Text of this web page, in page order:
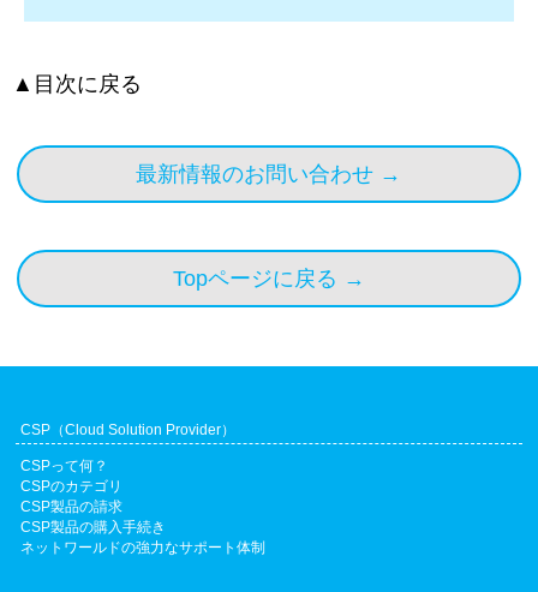
施しました。
以下内容を体験いただきました。
PDF資料に基づくPowerPoint資料の生成
Excelでのデータ分析支援
Teams会議内容の要約やアクション整理
日常業務に即したプロンプト入力や、活用の
また、ご要望に応じて Microsoft 365 Copilot
と Microsoft 365 Copilot Chat の違いについて
も解説しており、
導入検討段階の方から、具体的な活用を検討
されている方まで、幅広くご参加いただいて
https://blogs.windows.com/japan/2025/12/05/a
pricing-update/
詳細情報については、今後の続報をお待ちく
場所：湘南国際村センター
目的：本イベントはAzureの初学者向けに、
基礎知識習得から提案まで一貫して体験いた
だくことで、スキル向上を支援する弊社独自
今回で3回目となる本イベントには、
としてのAzureと題し、
参加者の皆様に以下の流れを通じ、実践的な
疑似体験をしていただきました。
①基礎知識の習得
onmicrosoft.comについて
り下記に概要を説明します。
「onmicrosoft.com」はMicrosoft 365やAzure
を利用する際に作成されるデフォルトのドメ
付けられています。ただし、具体的に何を意
味するか、どのように機能するかについても
のサービスにサインアップすると、自動的に
テナント（企業や組織のアカウント管理単
位）が作成されます。
このテナントには、
yourdomain.onmicrosoft.com という形式のデ
▲目次に戻る
最新情報のお問い合わせ →
Topページに戻る →
CSP（Cloud Solution Provider）
CSPって何？
CSPのカテゴリ
CSP製品の請求
CSP製品の購入手続き
ネットワールドの強力なサポート体制